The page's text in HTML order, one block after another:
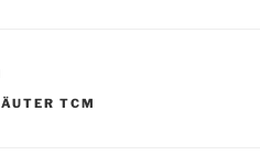
TCM